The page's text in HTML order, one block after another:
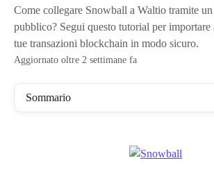
Come collegare Snowball a Waltio tramite
pubblico? Segui questo tutorial per importare
tue transazioni blockchain in modo sicuro.
Aggiornato oltre 2 settimane fa
Sommario